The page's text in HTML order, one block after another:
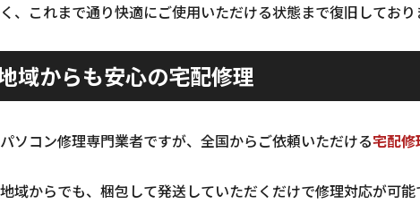
、これまで通り快適にご使用いただける状態まで復旧しており
域からも安心の宅配修理
ソコン修理専門業者ですが、全国からご依頼いただける宅配修
域からでも、梱包して発送していただくだけで修理対応が可能